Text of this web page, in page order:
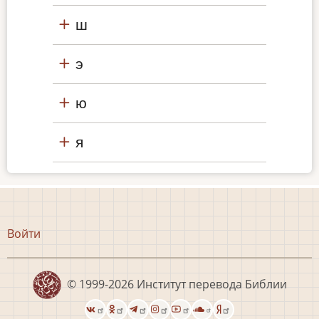
ш
э
ю
я
Меню
записи
пользователя
Войти
© 1999-2026 Институт перевода Библии